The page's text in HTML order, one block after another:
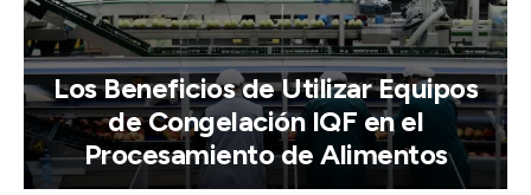
Los Beneficios de Utilizar Equipos
de Congelación IQF en el
Procesamiento de Alimentos